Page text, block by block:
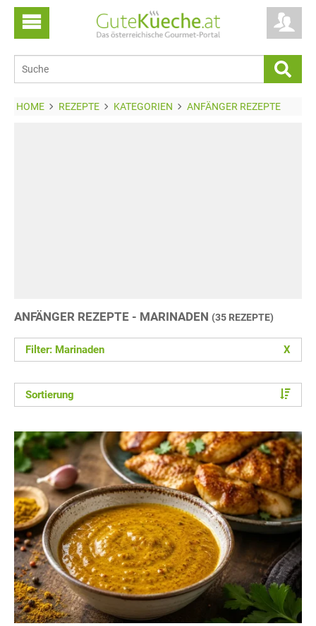
HOME REZEPTE KATEGORIEN ANFÄNGER REZEPTE
ANFÄNGER REZEPTE - MARINADEN (35 REZEPTE)
Filter: Marinaden X
Sortierung